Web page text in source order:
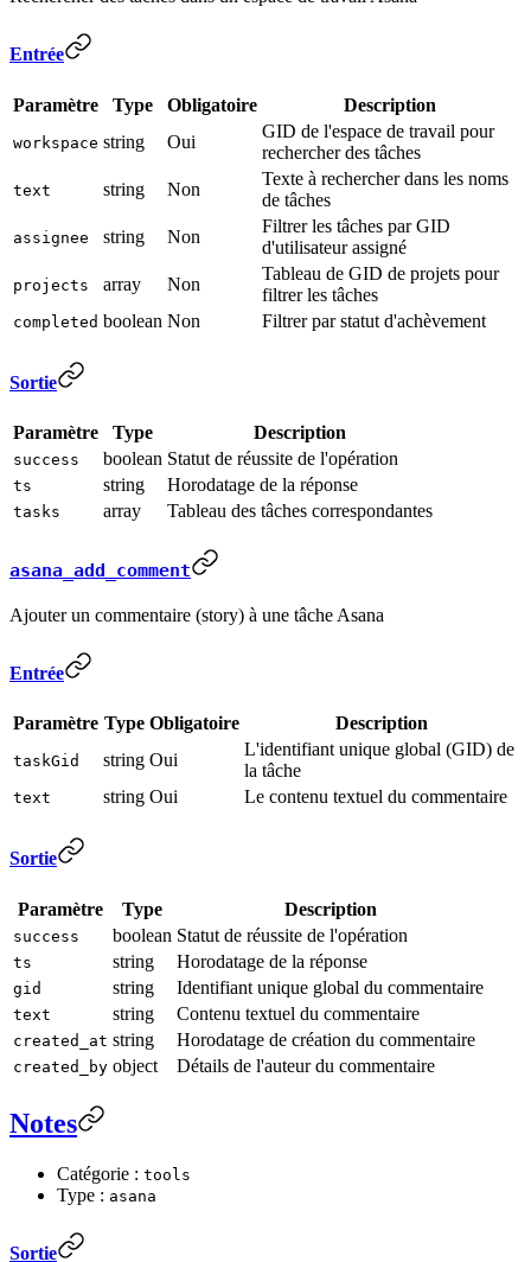
Entrée
Paramètre Type Obligatoire Description
workspace string Oui
GID de l'espace de travail pour
rechercher des tâches
text string Non
Texte à rechercher dans les noms
de tâches
assignee string Non
Filtrer les tâches par GID
d'utilisateur assigné
projects array Non
Tableau de GID de projets pour
filtrer les tâches
completed boolean Non Filtrer par statut d'achèvement
Sortie
Paramètre Type Description
success boolean Statut de réussite de l'opération
ts string Horodatage de la réponse
tasks array Tableau des tâches correspondantes
asana_add_comment
Ajouter un commentaire (story) à une tâche Asana
Entrée
Paramètre Type Obligatoire Description
taskGid string Oui
L'identifiant unique global (GID) de
la tâche
text string Oui Le contenu textuel du commentaire
Sortie
Paramètre Type Description
success boolean Statut de réussite de l'opération
ts string Horodatage de la réponse
gid string Identifiant unique global du commentaire
text string Contenu textuel du commentaire
created_at string Horodatage de création du commentaire
created_by object Détails de l'auteur du commentaire
Notes
Catégorie : tools
Type : asana
Sortie